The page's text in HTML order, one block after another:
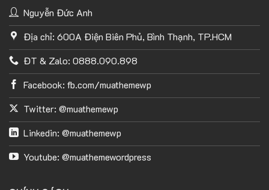
Nguyễn Đức Anh
Địa chỉ: 600A Điện Biên Phủ, Bình Thạnh, TP.HCM
ĐT & Zalo: 0888.090.898
Facebook: fb.com/muathemewp
Twitter: @muathemewp
Linkedin: @muathemewp
Youtube: @muathemewordpress